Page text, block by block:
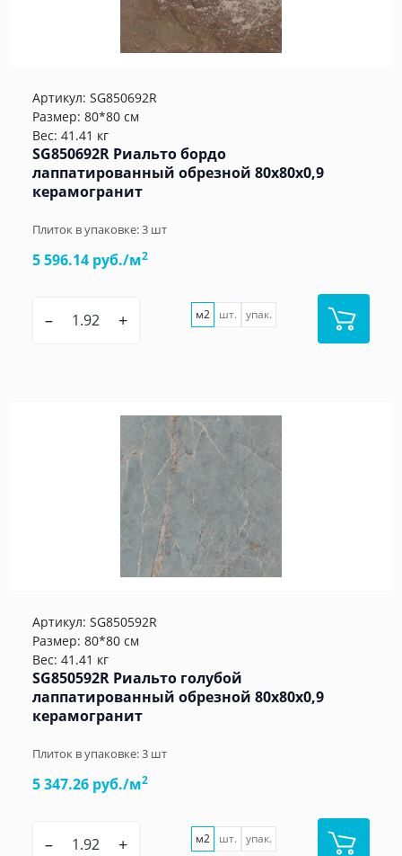
Артикул: SG850692R
Размер: 80*80 см
Вес: 41.41 кг
SG850692R Риальто бордо
лаппатированный обрезной 80x80x0,9
керамогранит
Плиток в упаковке:3 шт
5 596.14 руб./м2
– + м2 шт. упак.
Артикул: SG850592R
Размер: 80*80 см
Вес: 41.41 кг
SG850592R Риальто голубой
лаппатированный обрезной 80x80x0,9
керамогранит
Плиток в упаковке:3 шт
5 347.26 руб./м2
– + м2 шт. упак.